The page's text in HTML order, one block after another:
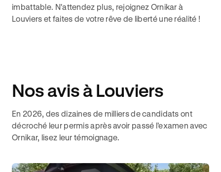
imbattable. N'attendez plus, rejoignez Ornikar à
Louviers et faites de votre rêve de liberté une réalité !
Nos avis à Louviers
En 2026, des dizaines de milliers de candidats ont
décroché leur permis après avoir passé l’examen avec
Ornikar, lisez leur témoignage.